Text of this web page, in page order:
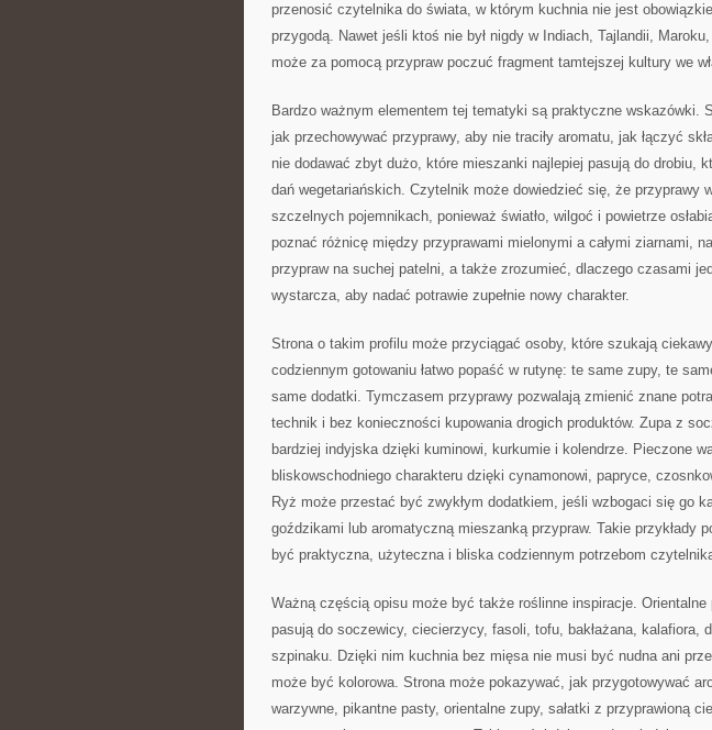
przenosić czytelnika do świata, w którym kuchnia nie jest
przygodą. Nawet jeśli ktoś nie był nigdy w Indiach, Tajlandii,
może za pomocą przypraw poczuć fragment tamtejszej kultury we
Bardzo ważnym elementem tej tematyki są praktyczne wskazówki.
jak przechowywać przyprawy, aby nie traciły aromatu, jak łączyć
nie dodawać zbyt dużo, które mieszanki najlepiej pasują do drobiu,
dań wegetariańskich. Czytelnik może dowiedzieć się, że przyprawy
szczelnych pojemnikach, ponieważ światło, wilgoć i powietrze
poznać różnicę między przyprawami mielonymi a całymi ziarnami,
przypraw na suchej patelni, a także zrozumieć, dlaczego czasami
wystarcza, aby nadać potrawie zupełnie nowy charakter.
Strona o takim profilu może przyciągać osoby, które szukają
codziennym gotowaniu łatwo popaść w rutynę: te same zupy, te
same dodatki. Tymczasem przyprawy pozwalają zmienić znane
technik i bez konieczności kupowania drogich produktów. Zupa z
bardziej indyjska dzięki kuminowi, kurkumie i kolendrze. Pieczone
bliskowschodniego charakteru dzięki cynamonowi, papryce,
Ryż może przestać być zwykłym dodatkiem, jeśli wzbogaci się go
goździkami lub aromatyczną mieszanką przypraw. Takie przykłady
być praktyczna, użyteczna i bliska codziennym potrzebom
Ważną częścią opisu może być także roślinne inspiracje. Orientalne
pasują do soczewicy, ciecierzycy, fasoli, tofu, bakłażana, kalafiora,
szpinaku. Dzięki nim kuchnia bez mięsa nie musi być nudna ani
może być kolorowa. Strona może pokazywać, jak przygotowywać
warzywne, pikantne pasty, orientalne zupy, sałatki z przyprawioną